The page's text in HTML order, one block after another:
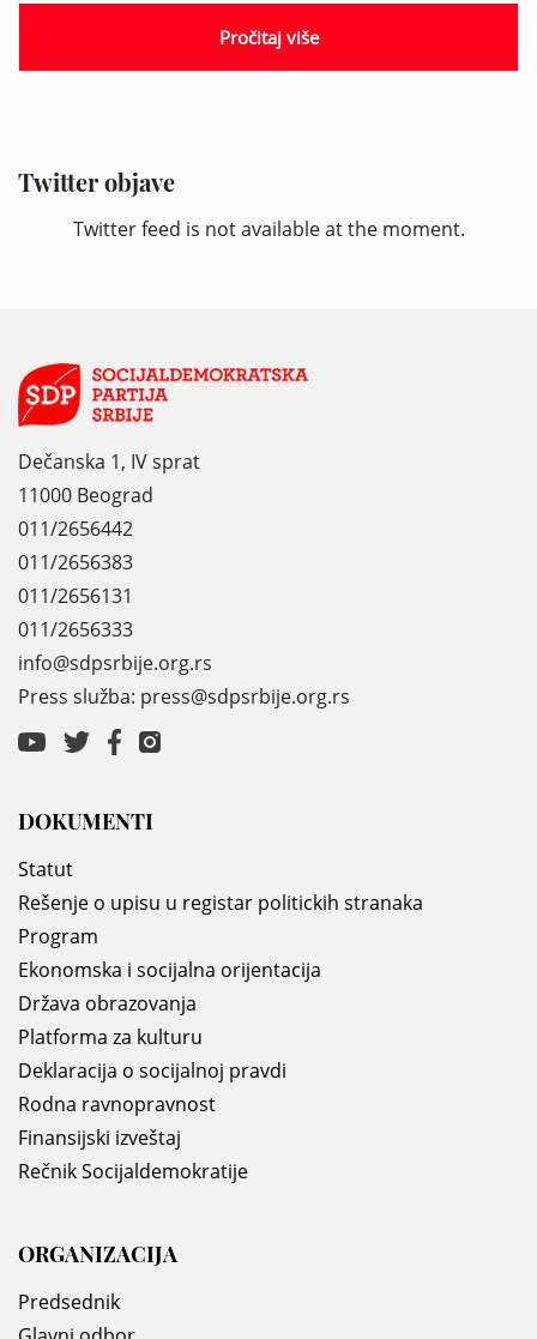
Twitter objave
Twitter feed is not available at the moment.
Pročitaj više
Dečanska 1, IV sprat
11000 Beograd
011/2656442
011/2656383
011/2656131
011/2656333
info@sdpsrbije.org.rs
Press služba: press@sdpsrbije.org.rs
DOKUMENTI
Statut
Rešenje o upisu u registar politickih stranaka
Program
Ekonomska i socijalna orijentacija
Država obrazovanja
Platforma za kulturu
Deklaracija o socijalnoj pravdi
Rodna ravnopravnost
Finansijski izveštaj
Rečnik Socijaldemokratije
ORGANIZACIJA
Predsednik